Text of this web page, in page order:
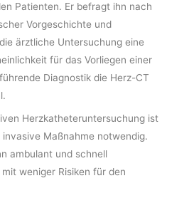
Patienten. Er befragt ihn nach
Vorgeschichte und
ärztliche Untersuchung eine
für das Vorliegen einer
Diagnostik die Herz-CT
Herzkatheteruntersuchung ist
Maßnahme notwendig.
ambulant und schnell
weniger Risiken für den